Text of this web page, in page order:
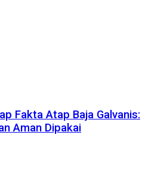
Fakta Atap Baja Galvanis:
Aman Dipakai